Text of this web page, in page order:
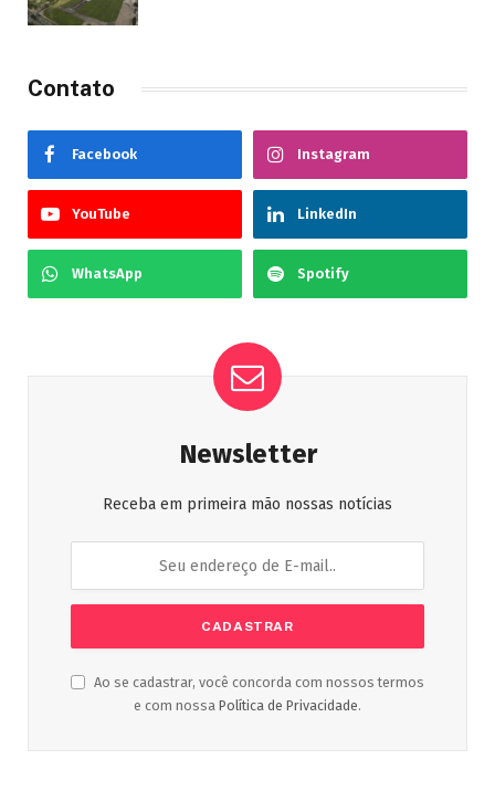
Contato
Facebook Instagram
YouTube LinkedIn
WhatsApp Spotify
Newsletter
Receba em primeira mão nossas notícias
Ao se cadastrar, você concorda com nossos termos
e com nossa Política de Privacidade.